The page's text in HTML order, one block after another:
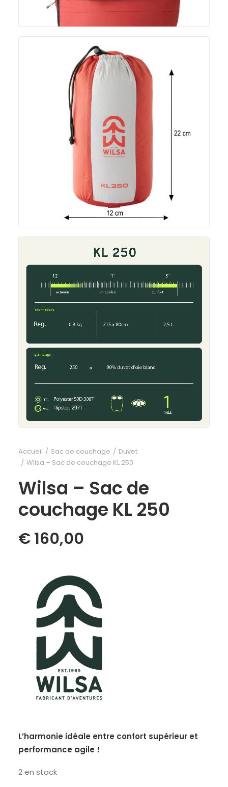
Accueil Sac de couchage
Duvet
Wilsa – Sac de couchage KL 250
Wilsa – Sac de
couchage KL 250
€160,00
L’harmonie idéale entre confort supérieur et
performance agile !
2 en stock